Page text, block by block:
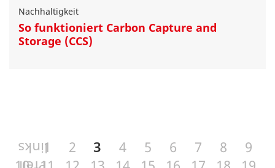
Nachhaltigkeit
So funktioniert Carbon Capture and
Storage (CCS)
1 2 3 4 5 6 7 8
9